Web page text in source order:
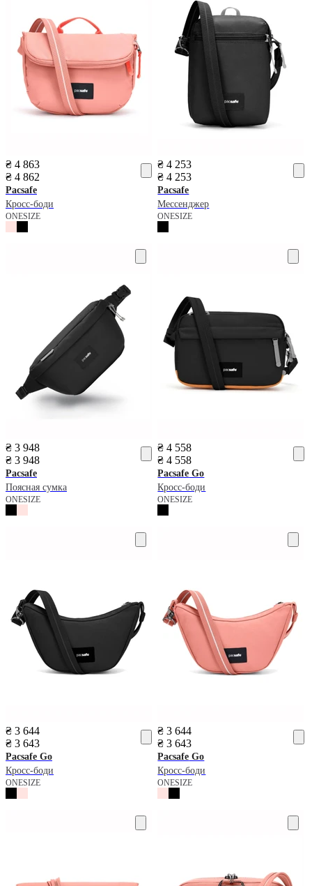
₴ 4 863
₴ 4 862
Pacsafe
Кросс-боди
ONESIZE
₴ 4 253
₴ 4 253
Pacsafe
Мессенджер
ONESIZE
₴ 3 948
₴ 3 948
Pacsafe
Поясная сумка
ONESIZE
₴ 4 558
₴ 4 558
Pacsafe Go
Кросс-боди
ONESIZE
₴ 3 644
₴ 3 643
Pacsafe Go
Кросс-боди
ONESIZE
₴ 3 644
₴ 3 643
Pacsafe Go
Кросс-боди
ONESIZE